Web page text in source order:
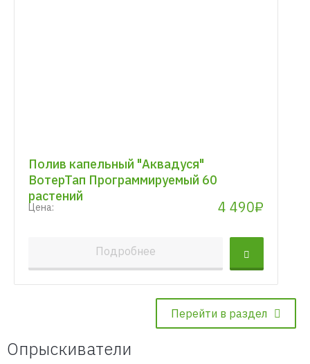
Полив капельный "Аквадуся"
ВотерТап Программируемый 60
растений
Цена: 4 490₽
Подробнее
Перейти в раздел
Опрыскиватели